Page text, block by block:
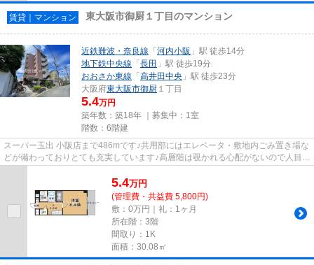
賃貸｜マンション 東大阪市御厨１丁目のマンション
近鉄難波・奈良線 「河内小阪 」駅 徒歩14分
地下鉄中央線 「長田 」駅 徒歩19分
おおさか東線 「高井田中央 」駅 徒歩23分
大阪府東大阪市御厨 １丁目
5.4万円
築年数：築18年 ｜募集中： 1室
階数：6階建
スーパー玉出 小阪店まで486mです♪共用部にはエレベータ・敷地内ごみ置き場な
どが備わっておりとても充実しています♪高層階は覗かれる心配がないので人目を
気にせず過ごせます♪好評の...
5.4万円
(管理費・共益費 5,800円)
敷：0万円｜礼：1ヶ月
所在階：3階
間取り：1K
面積：30.08㎡